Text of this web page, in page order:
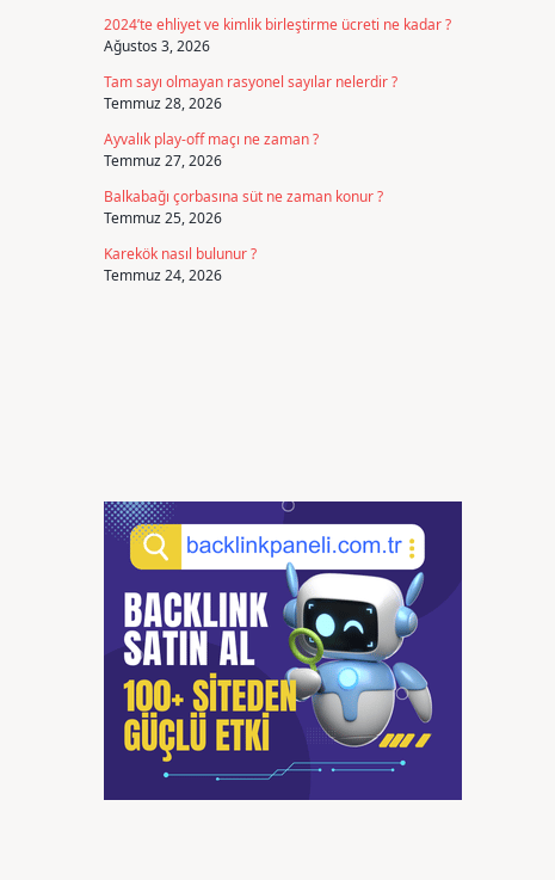
2024’te ehliyet ve kimlik birleştirme ücreti ne kadar ?
Ağustos 3, 2026
Tam sayı olmayan rasyonel sayılar nelerdir ?
Temmuz 28, 2026
Ayvalık play-off maçı ne zaman ?
Temmuz 27, 2026
Balkabağı çorbasına süt ne zaman konur ?
Temmuz 25, 2026
Karekök nasıl bulunur ?
Temmuz 24, 2026